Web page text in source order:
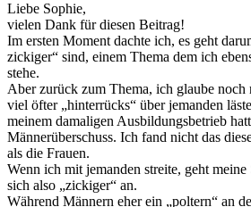
Liebe Sophie,
vielen Dank für diesen Beitrag!
Im ersten Moment dachte ich, es geht
zickiger“ sind, einem Thema dem ich
stehe.
Aber zurück zum Thema, ich glaube noch
viel öfter „hinterrücks“ über jemanden
meinem damaligen Ausbildungsbetrieb
Männerüberschuss. Ich fand nicht das
als die Frauen.
Wenn ich mit jemanden streite, geht
sich also „zickiger“ an.
Während Männern eher ein „poltern“ an